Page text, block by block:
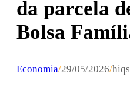
da parcela
Bolsa
Economia/29/05/2026/hiqs